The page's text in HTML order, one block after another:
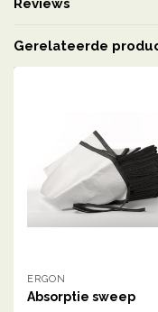
Reviews
Gerelateerde
ERGON
Absorptie sweep